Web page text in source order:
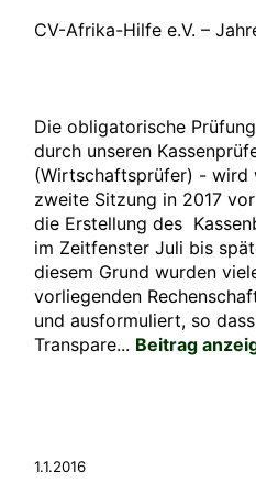
CV-Afrika-Hilfe e.V. –
Die obligatorische
durch unseren
(Wirtschaftsprüfer) - wird
zweite Sitzung in 2017
die Erstellung des
im Zeitfenster Juli bis
diesem Grund wurden
vorliegenden
und ausformuliert, so
Transpare... Beitrag
1.1.2016